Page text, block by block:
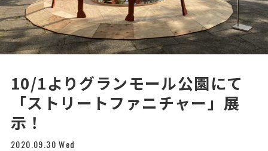
10/1よりグランモール公園にて
「ストリートファニチャー」展
示！
2020.09.30 Wed